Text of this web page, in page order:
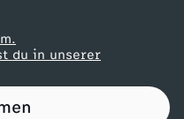
du in unserer